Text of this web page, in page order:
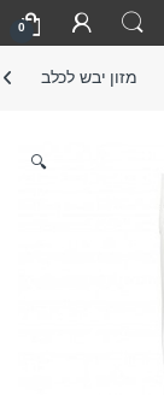
0
מזון יבש לכלב
🔍